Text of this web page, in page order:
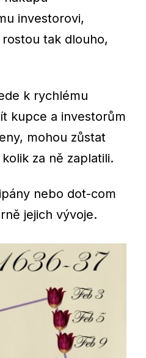
investorovi,
tak dlouho,
k rychlému
kupce a investorům
mohou zůstat
za ně zaplatili.
nebo dot-com
jejich vývoje.